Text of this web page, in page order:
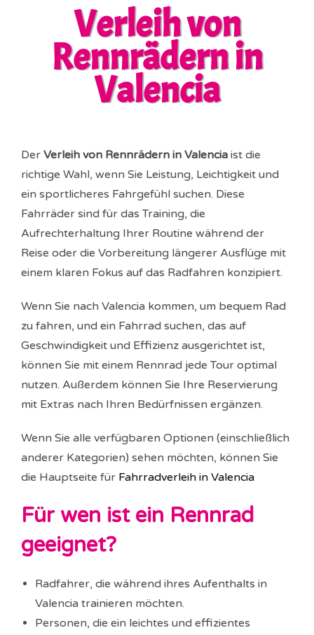
Verleih von
Rennrädern in
Valencia
Der Verleih von Rennrädern in Valencia ist die
richtige Wahl, wenn Sie Leistung, Leichtigkeit und
ein sportlicheres Fahrgefühl suchen. Diese
Fahrräder sind für das Training, die
Aufrechterhaltung Ihrer Routine während der
Reise oder die Vorbereitung längerer Ausflüge mit
einem klaren Fokus auf das Radfahren konzipiert.
Wenn Sie nach Valencia kommen, um bequem Rad
zu fahren, und ein Fahrrad suchen, das auf
Geschwindigkeit und Effizienz ausgerichtet ist,
können Sie mit einem Rennrad jede Tour optimal
nutzen. Außerdem können Sie Ihre Reservierung
mit Extras nach Ihren Bedürfnissen ergänzen.
Wenn Sie alle verfügbaren Optionen (einschließlich
anderer Kategorien) sehen möchten, können Sie
die Hauptseite für Fahrradverleih in Valencia
Für wen ist ein Rennrad
geeignet?
Radfahrer, die während ihres Aufenthalts in
Valencia trainieren möchten.
Personen, die ein leichtes und effizientes